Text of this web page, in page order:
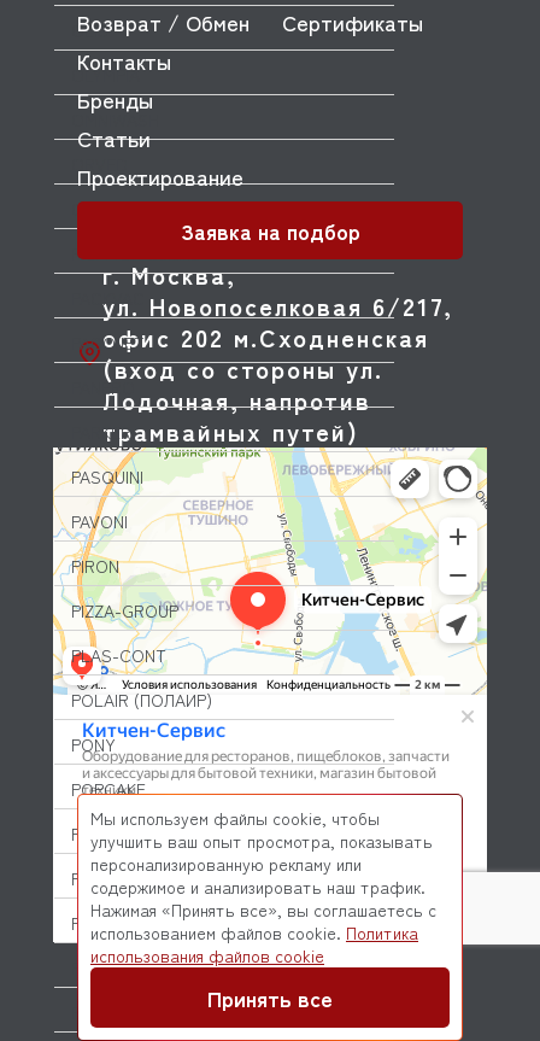
OLIS
OLYMPIA
OMNIWASH
OZTIRYAKILER
P.L. Proff Cuisine
PACKVAC
PACOJET
PANERO
PARKER
PASQUINI
PAVONI
PIRON
PIZZA-GROUP
PLAS-CONT
POLAIR (ПОЛАИР)
PONY
POPCAKE
PRATICA
PRIMAX
PRIMUS
PRISMAFOOD
г. Москва,
ул. Новопоселковая 6/217,
офис 202 м.Сходненская
(вход со стороны ул.
Лодочная, напротив
трамвайных путей)
Возврат / Обмен
Сертификаты
Контакты
Бренды
Статьи
Проектирование
Заявка на подбор
© 2026 Kitchen-Service.com Интернет-магазин запчастей
и оборудования профессиональной кухни
Мы используем файлы cookie, чтобы
улучшить ваш опыт просмотра, показывать
персонализированную рекламу или
содержимое и анализировать наш трафик.
Нажимая «Принять все», вы соглашаетесь с
использованием файлов cookie. Политика
использования файлов cookie
Принять все